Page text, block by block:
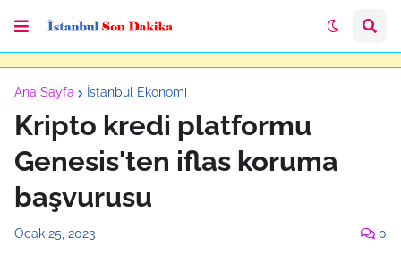
Ana Sayfa İstanbul Ekonomi
Kripto kredi platformu
Genesis'ten iflas koruma
başvurusu
Ocak 25, 2023 0